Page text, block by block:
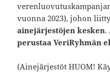
vuonna 2023), johon
ainejärjestöjen kesken.
perustaa VeriRyhmän
(Ainejärjestöt HUOM!